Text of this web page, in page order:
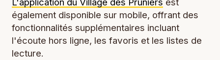
L'application du Village des Pruniers est
également disponible sur mobile, offrant des
fonctionnalités supplémentaires incluant
l'écoute hors ligne, les favoris et les listes de
lecture.